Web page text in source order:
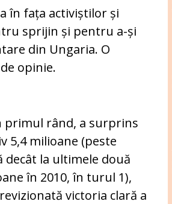
în fața activiștilor și
sprijin și pentru a-și
din Ungaria. O
opinie.
primul rând, a surprins
5,4 milioane (peste
decât la ultimele două
în 2010, în turul 1),
victoria clară a